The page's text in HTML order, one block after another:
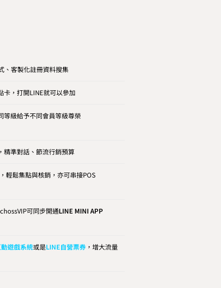
、客製化註冊資料搜集
卡，打開LINE就可以參加
等級給予不同會員等級尊榮
精準對話、節流行銷預算
輕鬆集點與核銷，亦可串接POS
可同步開通LINE MINI APP
遊戲系統或是LINE自營票券 ，增大流量